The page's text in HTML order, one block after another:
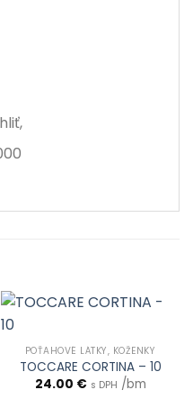
POŤAHOVÉ LÁTKY, KOŽENKY
TOCCARE CORTINA – 10
24.00 € s DPH /bm